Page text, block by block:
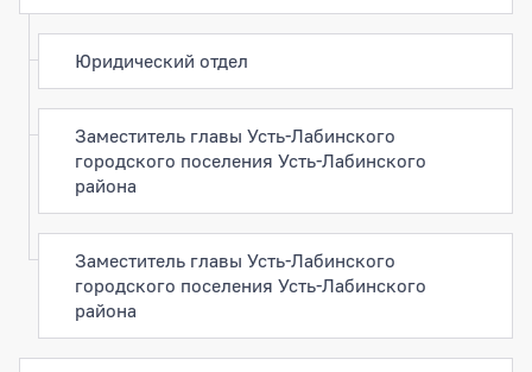
Юридический отдел
Заместитель главы Усть-Лабинского
городского поселения Усть-Лабинского
района
Заместитель главы Усть-Лабинского
городского поселения Усть-Лабинского
района